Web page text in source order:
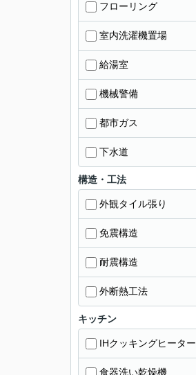
フローリング
室内洗濯機置場
給湯室
機械警備
都市ガス
下水道
構造・工法
外観タイル張り
免震構造
耐震構造
外断熱工法
キッチン
IHクッキングヒーター
食器洗い乾燥機